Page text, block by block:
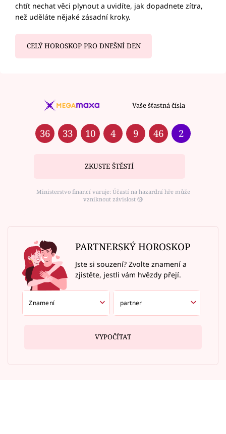
chtít nechat věci plynout a uvidíte, jak dopadnete zítra,
než uděláte nějaké zásadní kroky.
CELÝ HOROSKOP PRO DNEŠNÍ DEN
Vaše šťastná čísla
36 33 10 4 9 46 2
ZKUSTE ŠTĚSTÍ
Ministerstvo financí varuje: Účastí na hazardní hře může
vzniknout závislost ⑱
PARTNERSKÝ HOROSKOP
Jste si souzení? Zvolte znamení a
zjistěte, jestli vám hvězdy přejí.
VYPOČÍTAT